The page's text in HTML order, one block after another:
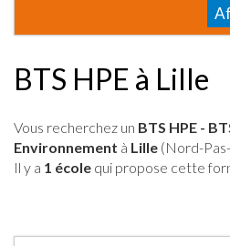
BTS HPE à Lille
Vous recherchez un BTS HPE -
Environnement à Lille (Nord-
Il y a 1 école qui propose cette